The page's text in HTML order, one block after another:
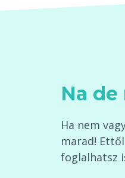
Na
Ha nem
marad!
foglalhatsz